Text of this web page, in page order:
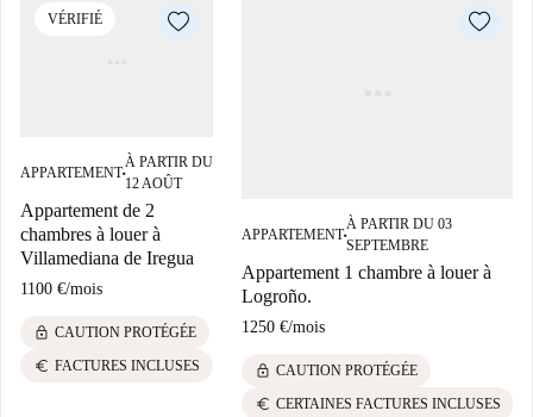
VÉRIFIÉ
APPARTEMENT■
À PARTIR DU
12 AOÛT
Appartement de 2
chambres à louer à
Villamediana de Iregua
1100 €/mois
lock CAUTION PROTÉGÉE
euro FACTURES INCLUSES
APPARTEMENT■
À PARTIR DU 03
SEPTEMBRE
Appartement 1 chambre à louer à
Logroño.
1250 €/mois
lock CAUTION PROTÉGÉE
euro CERTAINES FACTURES INCLUSES